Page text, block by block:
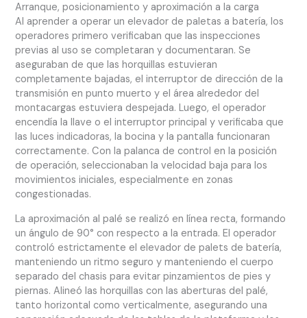
Arranque, posicionamiento y aproximación a la carga
Al aprender a operar un elevador de paletas a batería, los
operadores primero verificaban que las inspecciones
previas al uso se completaran y documentaran. Se
aseguraban de que las horquillas estuvieran
completamente bajadas, el interruptor de dirección de la
transmisión en punto muerto y el área alrededor del
montacargas estuviera despejada. Luego, el operador
encendía la llave o el interruptor principal y verificaba que
las luces indicadoras, la bocina y la pantalla funcionaran
correctamente. Con la palanca de control en la posición
de operación, seleccionaban la velocidad baja para los
movimientos iniciales, especialmente en zonas
congestionadas.
La aproximación al palé se realizó en línea recta, formando
un ángulo de 90° con respecto a la entrada. El operador
controló estrictamente el elevador de palets de batería,
manteniendo un ritmo seguro y manteniendo el cuerpo
separado del chasis para evitar pinzamientos de pies y
piernas. Alineó las horquillas con las aberturas del palé,
tanto horizontal como verticalmente, asegurando una